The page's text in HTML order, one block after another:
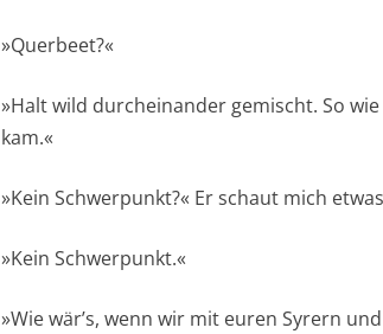
»Querbeet?«
»Halt wild durcheinander gemischt. So
kam.«
»Kein Schwerpunkt?« Er schaut mich
»Kein Schwerpunkt.«
»Wie wär’s, wenn wir mit euren Syrern